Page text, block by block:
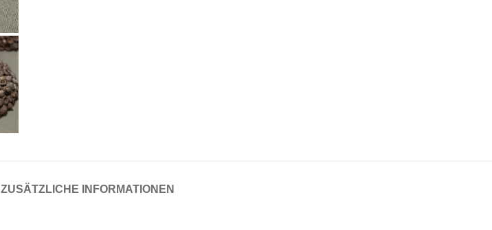
ZUSÄTZLICHE INFORMATIONEN